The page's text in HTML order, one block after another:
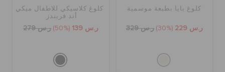
خدمة العملاء
كلوغ بايا بطبعة موسمية
ر.س 229 (30%) ر.س 329
كلوغ كلاسيكي للاطفال ميكي
أند فريندز
ر.س 139 (50%) ر.س 279